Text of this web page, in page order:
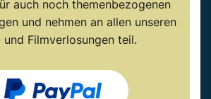
auch noch themenbezogenen
und nehmen an allen unseren
und Filmverlosungen teil.